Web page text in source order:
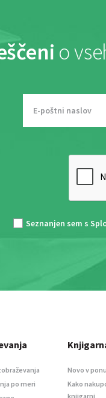
o
Seznanjen sem s
po meri
Novo v
Kako
knjigarni